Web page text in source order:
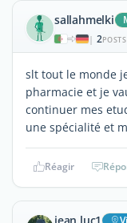
sallahmelki
| 2POSTS
slt tout le monde
pharmacie et je
continuer mes
une spécialité et
Réagir